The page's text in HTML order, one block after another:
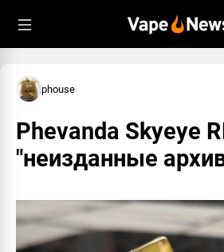
phouse
Phevanda Skyeye
"неизданные